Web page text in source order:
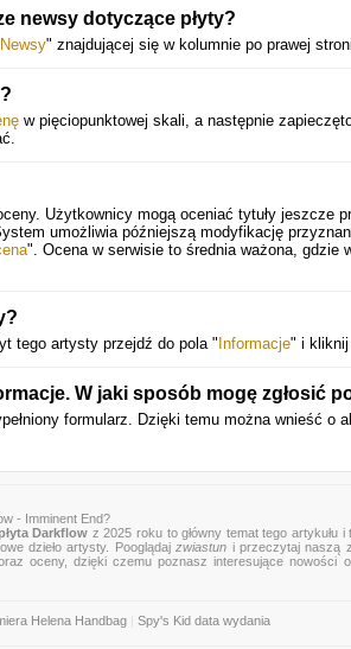
newsy dotyczące płyty?
Newsy" znajdującej się w kolumnie po prawej
w pięciopunktowej skali, a następnie
Użytkownicy mogą oceniać tytuły jeszcze
umożliwia późniejszą modyfikację
". Ocena w serwisie to średnia ważona, gdzie
tego artysty przejdź do pola " Informacje" i kliknij
W jaki sposób mogę zgłosić
formularz. Dzięki temu można wnieść o
- Imminent End?
Darkflow z 2025 roku to główny temat tego artykułu
dzieło artysty. Pooglądajzwiastun i przeczytaj naszą
oceny, dzięki czemu poznasz interesujące nowości
Helena Handbag Spy's Kid data wydania